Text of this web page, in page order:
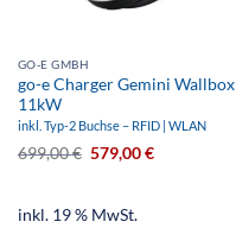
GO-E GMBH
go-e Charger Gemini Wallbox
11kW
inkl. Typ-2 Buchse – RFID | WLAN
699,00€ 579,00€
inkl. 19 % MwSt.